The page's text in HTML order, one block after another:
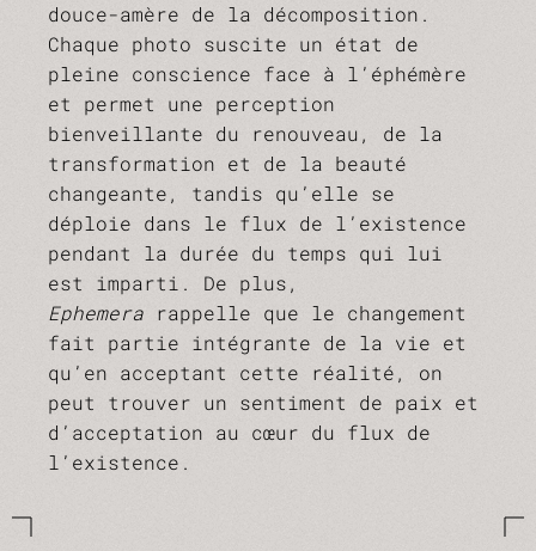
douce-amère de la décomposition.
Chaque photo suscite un état de
pleine conscience face à l’éphémère
et permet une perception
bienveillante du renouveau, de la
transformation et de la beauté
changeante, tandis qu’elle se
déploie dans le flux de l’existence
pendant la durée du temps qui lui
est imparti. De plus,
Ephemera rappelle que le changement
fait partie intégrante de la vie et
qu’en acceptant cette réalité, on
peut trouver un sentiment de paix et
d’acceptation au cœur du flux de
l’existence.